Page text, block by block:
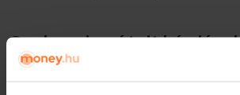
Gyakran ismételt